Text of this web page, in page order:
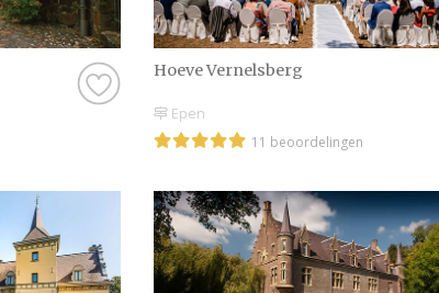
Hoeve Vernelsberg
Epen
11 beoordelingen